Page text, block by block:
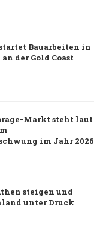
Bauarbeiten in
der Gold Coast
Markt steht laut
im Jahr 2026
steigen und
unter Druck